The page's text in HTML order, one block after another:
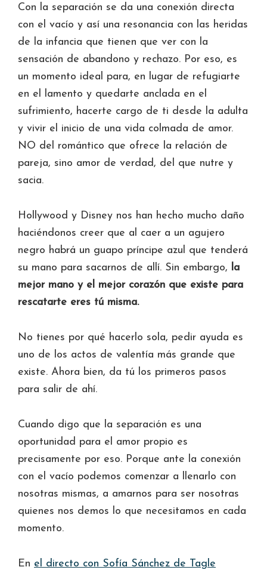
Con la separación se da una conexión directa
con el vacío y así una resonancia con las heridas
de la infancia que tienen que ver con la
sensación de abandono y rechazo. Por eso, es
un momento ideal para, en lugar de refugiarte
en el lamento y quedarte anclada en el
sufrimiento, hacerte cargo de ti desde la adulta
y vivir el inicio de una vida colmada de amor.
NO del romántico que ofrece la relación de
pareja, sino amor de verdad, del que nutre y
sacia.
Hollywood y Disney nos han hecho mucho daño
haciéndonos creer que al caer a un agujero
negro habrá un guapo príncipe azul que tenderá
su mano para sacarnos de allí. Sin embargo, la
mejor mano y el mejor corazón que existe para
rescatarte eres tú misma.
No tienes por qué hacerlo sola, pedir ayuda es
uno de los actos de valentía más grande que
existe. Ahora bien, da tú los primeros pasos
para salir de ahí.
Cuando digo que la separación es una
oportunidad para el amor propio es
precisamente por eso. Porque ante la conexión
con el vacío podemos comenzar a llenarlo con
nosotras mismas, a amarnos para ser nosotras
quienes nos demos lo que necesitamos en cada
momento.
En el directo con Sofía Sánchez de Tagle